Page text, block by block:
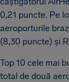
0,21 puncte. Pe
aeroporturile
(8,30 puncte) și
Top 10 cele mai
total de două